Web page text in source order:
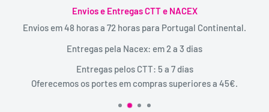
Envios e Entregas CTT e NACEX
Envios em 48 horas a 72 horas para Portugal Continental.
Entregas pela Nacex: em 2 a 3 dias
Entregas pelos CTT: 5 a 7 dias
Oferecemos os portes em compras superiores a 45€.